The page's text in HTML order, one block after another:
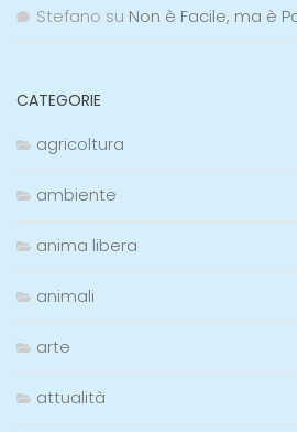
Stefano su Non è Facile, ma è
CATEGORIE
agricoltura
ambiente
anima libera
animali
arte
attualità